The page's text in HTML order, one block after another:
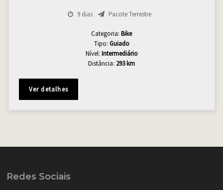
9 dias Pacote Terrestre
Categoria: Bike
Tipo: Guiado
Nível: Intermediário
Distância: 293 km
Ver detalhes
Redes Sociais